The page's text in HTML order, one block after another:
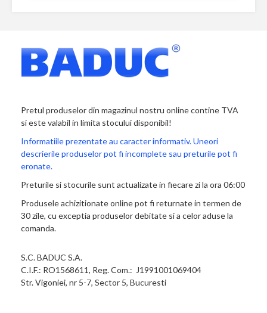
Pretul produselor din magazinul nostru online contine TVA
si este valabil in limita stocului disponibil!
Informatiile prezentate au caracter informativ. Uneori
descrierile produselor pot fi incomplete sau preturile pot fi
eronate.
Preturile si stocurile sunt actualizate in fiecare zi la ora 06:00
Produsele achizitionate online pot fi returnate in termen de
30 zile, cu exceptia produselor debitate si a celor aduse la
comanda.
S.C. BADUC S.A.
C.I.F.: RO1568611, Reg. Com.: J1991001069404
Str. Vigoniei, nr 5-7, Sector 5, Bucuresti